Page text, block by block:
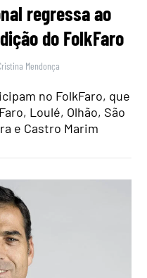
regressa ao
do FolkFaro
Mendonça
no FolkFaro, que
Loulé, Olhão, São
e Castro Marim